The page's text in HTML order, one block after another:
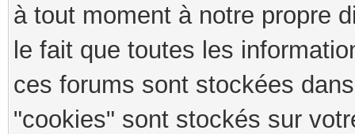
à tout moment à notre propre
le fait que toutes les
ces forums sont stockées
"cookies" sont stockés sur